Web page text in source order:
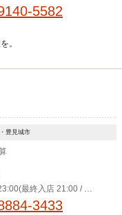
5582
。
豊見城市
最終入店 21:00 / フ
3433